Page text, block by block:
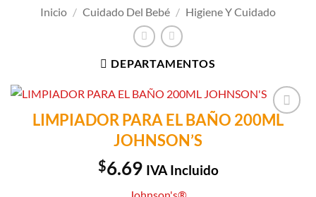
Inicio / Cuidado Del Bebé / Higiene Y Cuidado
DEPARTAMENTOS
Añadir a
LIMPIADOR PARA EL BAÑO 200ML
JOHNSON’S
$6.69 IVA Incluido
Johnson's®